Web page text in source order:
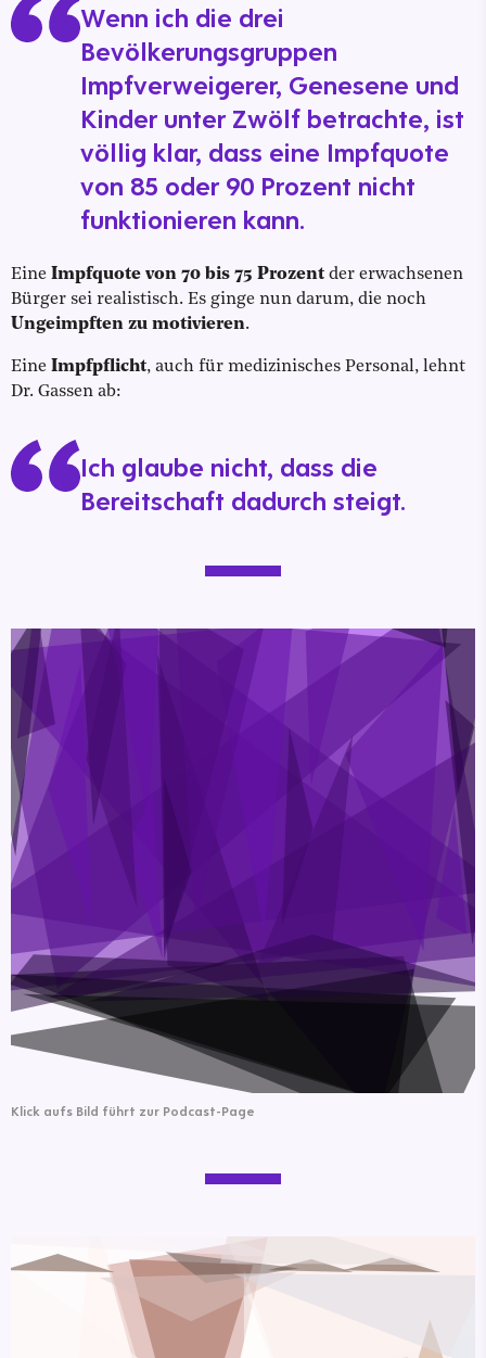
Wenn ich die drei
Bevölkerungsgruppen
Impfverweigerer, Genesene und
Kinder unter Zwölf betrachte, ist
völlig klar, dass eine Impfquote
von 85 oder 90 Prozent nicht
funktionieren kann.
Eine Impfquote von 70 bis 75 Prozent der erwachsenen
Bürger sei realistisch. Es ginge nun darum, die noch
Ungeimpften zu motivieren.
Eine Impfpflicht, auch für medizinisches Personal, lehnt
Dr. Gassen ab:
Ich glaube nicht, dass die
Bereitschaft dadurch steigt.
Klick aufs Bild führt zur Podcast-Page